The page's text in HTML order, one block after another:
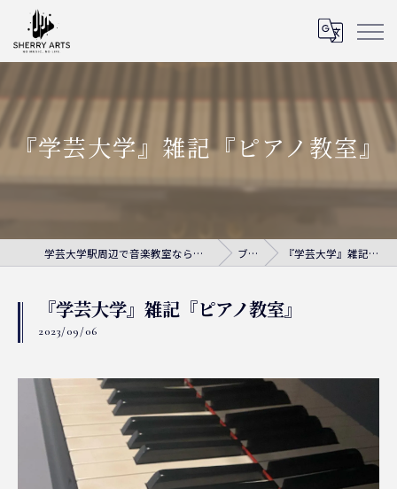
『学芸大学』雑記『ピアノ教室』
学芸大学駅周辺で音楽教室ならシェリー・アーツ音楽教室 ブログ 『学芸大学』雑記『ピアノ教室』
『学芸大学』雑記『ピアノ教室』
2023/09/06